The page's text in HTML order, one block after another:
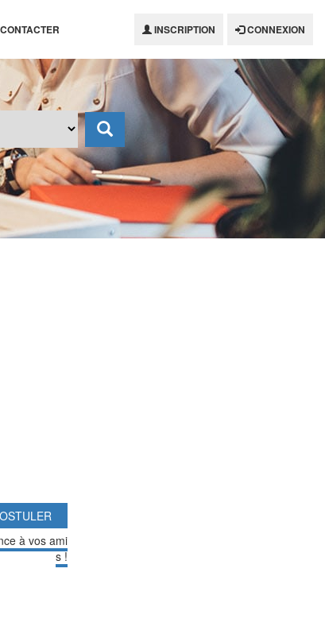
INSCRIPTION CONNEXION
à vos ami
s !